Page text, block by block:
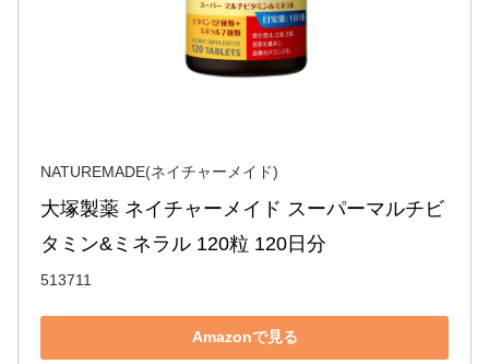
NATUREMADE(ネイチャーメイド)
大塚製薬 ネイチャーメイド スーパーマルチビ
タミン&ミネラル 120粒 120日分
513711
Amazonで見る